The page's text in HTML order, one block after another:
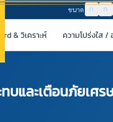
ขนาด ก ก
& วิเคราะห์ ความโปร่งใส /
ทบและเตือนภัยเศ